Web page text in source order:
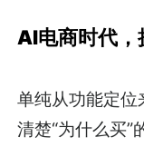
AI电商时代，
单纯从功能定
清楚“为什么买”